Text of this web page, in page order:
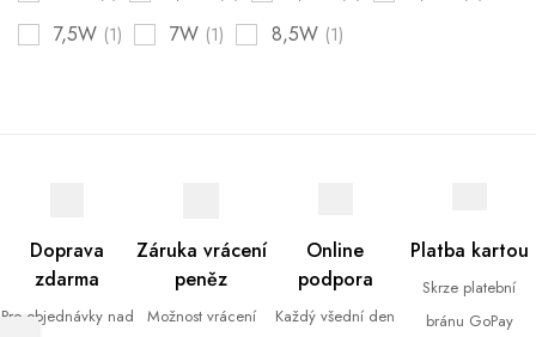
7,5W (1) 7W (1) 8,5W (1)
Doprava
zdarma
Pro objednávky nad
Záruka vrácení
peněz
Možnost vrácení
Online
podpora
Každý všední den
Platba kartou
Skrze platební
bránu GoPay